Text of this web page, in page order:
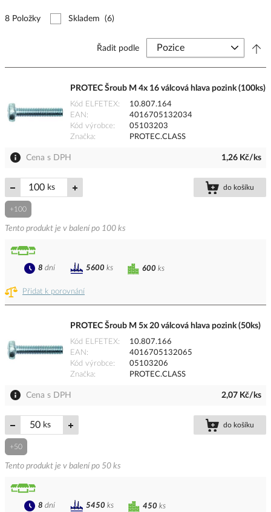
8 Položky Skladem (6)
Řadit podle
PROTEC Šroub M 4x 16 válcová hlava pozink (100ks)
Kód ELFETEX
10.807.164
EAN
4016705132034
Kód výrobce
05103203
Značka
PROTEC.CLASS
Cena s DPH 1,26 Kč/ks
ks do košíku
+100
Tento produkt je v balení po 100 ks
Přidat k porovnání
600 ks
8 dní 5600 ks
PROTEC Šroub M 5x 20 válcová hlava pozink (50ks)
Kód ELFETEX
10.807.166
EAN
4016705132065
Kód výrobce
05103206
Značka
PROTEC.CLASS
Cena s DPH 2,07 Kč/ks
ks do košíku
+50
Tento produkt je v balení po 50 ks
450 ks
8 dní 5450 ks